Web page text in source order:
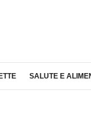
SALUTE E